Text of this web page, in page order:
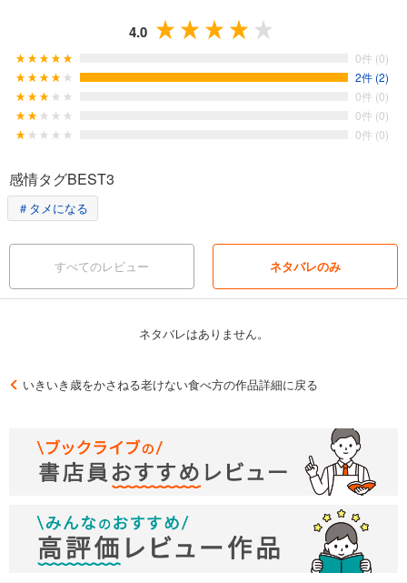
版のものです。一部の記事は、電子版では掲載されていない場合がござ
います。■一部マスキングしている写真、掲載順序が違うページなどがあ
る場合がございます。■電子版からは応募できないプレゼントやアンケー
ト、クーポンなどがございます。以上をご理解のうえ、ご購入、ご利用
ください。
●表紙●第１章 歳をとらない食べ方とは？●第２章 予防したい病気別のお
すすめ食材〇コラム 外食のお誘いがあったけどどんなメニューを選べば
事が大好きな夫の健康は大丈夫？●第４章簡単にできる老けない運動・生
活習慣
4.0
0件 (0)
2件 (2)
0件 (0)
0件 (0)
0件 (0)
感情タグBEST3
＃タメになる
すべてのレビュー ネタバレのみ
ネタバレはありません。
いきいき歳をかさねる老けない食べ方の作品詳細に戻る